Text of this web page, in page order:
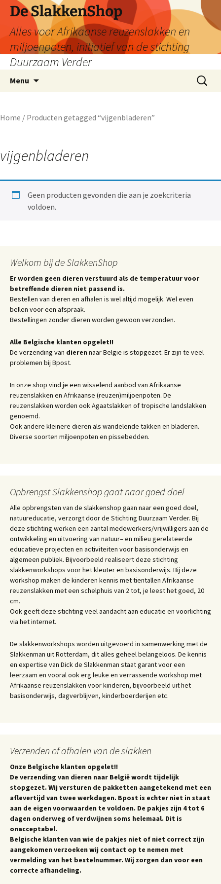
De SlakkenShop
Alles voor Afrikaanse reuzenslakken en
miljoenpoten, initiatief van de stichting
Duurzaam Verder
Menu
Zoeken
naar:
Home / Producten getagged “vijgenbladeren”
vijgenbladeren
Geen producten gevonden die aan je zoekcriteria
voldoen.
Welkom bij de SlakkenShop
Er worden geen dieren verstuurd als de temperatuur voor
betreffende dieren niet passend is.
Bestellen van dieren en afhalen is wel altijd mogelijk. Wel even
bellen voor een afspraak.
Bestellingen zonder dieren worden gewoon verzonden.
Alle Belgische klanten opgelet!!
De verzending van dieren naar België is stopgezet. Er zijn te veel
problemen bij Bpost.
In onze shop vind je een wisselend aanbod van Afrikaanse
reuzenslakken en Afrikaanse (reuzen)miljoenpoten. De
reuzenslakken worden ook Agaatslakken of tropische landslakken
genoemd.
Ook andere kleinere dieren als wandelende takken en bladeren.
Diverse soorten miljoenpoten en pissebedden.
Opbrengst Slakkenshop gaat naar goed doel
Alle opbrengsten van de slakkenshop gaan naar een goed doel,
natuureducatie, verzorgt door de Stichting Duurzaam Verder. Bij
deze stichting werken een aantal medewerkers/vrijwilligers aan de
ontwikkeling en uitvoering van natuur– en milieu gerelateerde
educatieve projecten en activiteiten voor basisonderwijs en
algemeen publiek. Bijvoorbeeld realiseert deze stichting
slakkenworkshops voor het kleuter en basisonderwijs. Bij deze
workshop maken de kinderen kennis met tientallen Afrikaanse
reuzenslakken met een schelphuis van 2 tot, je leest het goed, 20
cm.
Ook geeft deze stichting veel aandacht aan educatie en voorlichting
via het internet.
De slakkenworkshops worden uitgevoerd in samenwerking met de
Slakkenman uit Rotterdam, dit alles geheel belangeloos. De kennis
en expertise van Dick de Slakkenman staat garant voor een
leerzaam en vooral ook erg leuke en verrassende workshop met
Afrikaanse reuzenslakken voor kinderen, bijvoorbeeld uit het
basisonderwijs, dagverblijven, kinderboerderijen etc.
Verzenden of afhalen van de slakken
Onze Belgische klanten opgelet!!
De verzending van dieren naar België wordt tijdelijk
stopgezet. Wij versturen de pakketten aangetekend met een
aflevertijd van twee werkdagen. Bpost is echter niet in staat
aan de eigen voorwaarden te voldoen. De pakjes zijn 4 tot 6
dagen onderweg of verdwijnen soms helemaal. Dit is
onacceptabel.
Belgische klanten van wie de pakjes niet of niet correct zijn
aangekomen verzoeken wij contact op te nemen met
vermelding van het bestelnummer. Wij zorgen dan voor een
correcte afhandeling.